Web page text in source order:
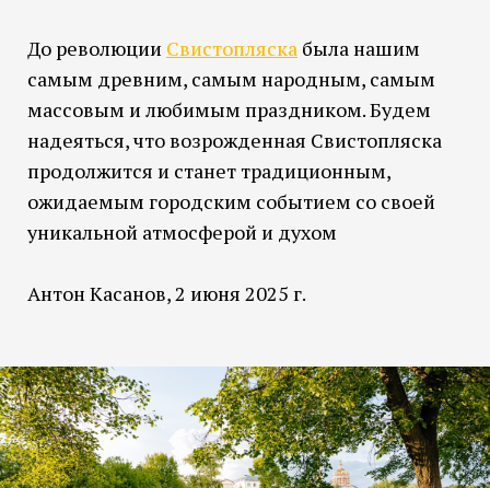
До революции Свистопляска была нашим
самым древним, самым народным, самым
массовым и любимым праздником. Будем
надеяться, что возрожденная Свистопляска
продолжится и станет традиционным,
ожидаемым городским событием со своей
уникальной атмосферой и духом
Антон Касанов, 2 июня 2025 г.